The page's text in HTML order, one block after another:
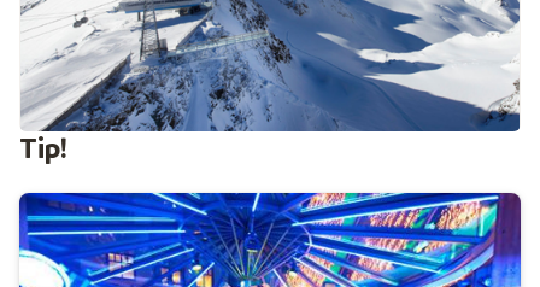
Sölden sneeuwgarantie geven en kan er in principe 365
dagen van het jaar worden geskied. Dit is het enige
Oostenrijkse skigebied met drie, met liften bereikbare,
bergtoppen boven de 3000 meter! De BIG-3, zoals
deze genoemd worden, zijn de Gaislachkogel, de
Tiefenbachkogel en de Schwarze Schneid.
Het grootste deel van de pistes, 130 kilometer, ligt bij
Sölden. Vanuit deze plaats kun je twee skigebieden
bereiken: de gebieden rondom de Gaislachkugl en
Tip!